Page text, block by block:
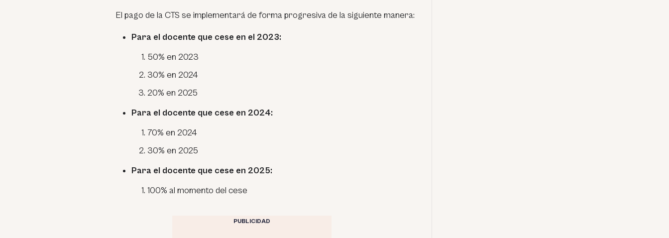
El pago de la CTS se implementará de forma progresiva de la siguiente manera:
Para el docente que cese en el 2023:
50% en 2023
30% en 2024
20% en 2025
Para el docente que cese en 2024:
70% en 2024
30% en 2025
Para el docente que cese en 2025:
100% al momento del cese
PUBLICIDAD